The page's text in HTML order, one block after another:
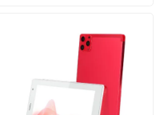
のPC